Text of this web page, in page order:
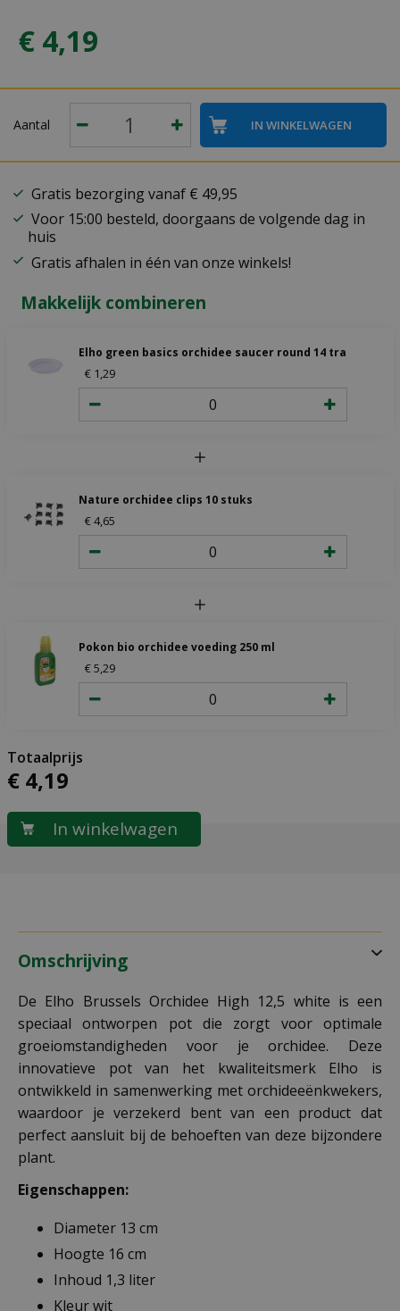
€ 4,19
Aantal
Gratis bezorging vanaf € 49,95
Voor 15:00 besteld, doorgaans de volgende dag in
huis
Gratis afhalen in één van onze winkels!
Makkelijk combineren
Elho green basics orchidee saucer round 14 transparent
€ 1 29
Nature orchidee clips 10 stuks
€4,65
Pokon bio orchidee voeding 250 ml
€5 29
€ 4,19
Omschrijving
De Elho Brussels Orchidee High 12,5 white is een
speciaal ontworpen pot die zorgt voor optimale
groeiomstandigheden voor je orchidee. Deze
innovatieve pot van het kwaliteitsmerk Elho is
ontwikkeld in samenwerking met orchideeënkwekers,
waardoor je verzekerd bent van een product dat
perfect aansluit bij de behoeften van deze bijzondere
plant.
Eigenschappen:
Diameter 13 cm
Hoogte 16 cm
Inhoud 1,3 liter
Kleur wit